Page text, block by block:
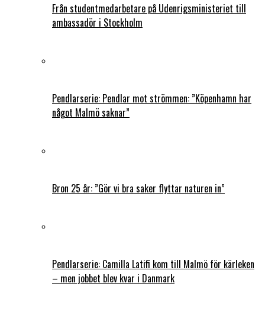
Från studentmedarbetare på Udenrigsministeriet till
ambassadör i Stockholm
Pendlarserie: Pendlar mot strömmen: ”Köpenhamn har
något Malmö saknar”
Bron 25 år: ”Gör vi bra saker flyttar naturen in”
Pendlarserie: Camilla Latifi kom till Malmö för kärleken
– men jobbet blev kvar i Danmark